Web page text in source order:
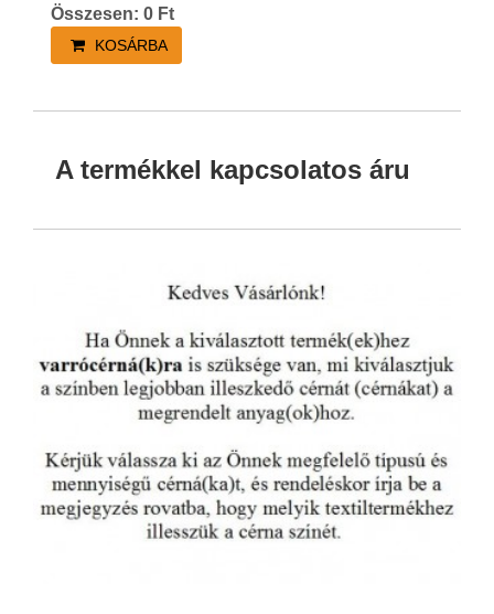
Összesen: 0 Ft
KOSÁRBA
A termékkel kapcsolatos áru